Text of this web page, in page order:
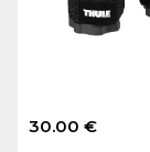
30.00 €